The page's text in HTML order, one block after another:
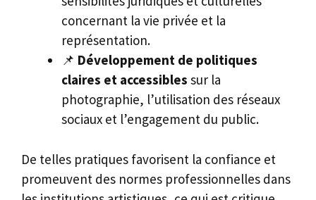
concernant la vie privée et la
représentation.
📌 Développement de politiques
claires et accessibles sur la
photographie, l’utilisation des réseaux
sociaux et l’engagement du public.
De telles pratiques favorisent la confiance et
promeuvent des normes professionnelles dans